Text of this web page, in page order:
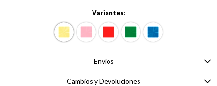
Variantes:
Envíos
Cambios y Devoluciones